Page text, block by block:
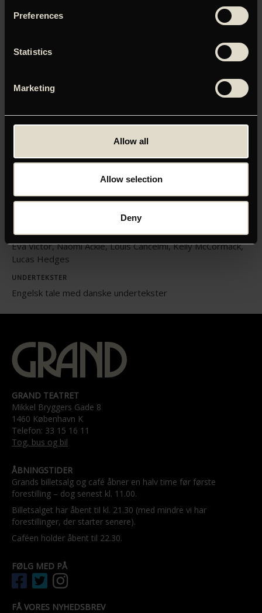
Preferences
Statistics
Marketing
Allow all
Allow selection
Deny
Du skal tillade marketing-cookies for at kunne se denne
video.
Klik her for at opdatere dine indstillinger
ORIGINAL TITEL
INSTRUKTØR
LÆNGDE
Eva Victor, Naomi Ackie, Louis Cancelmi, Kelly McCormack,
Lucas Hedges
UNDERTEKSTER
Engelsk tale med danske undertekster
GRAND TEATRET
Mikkel Bryggers Gade 8
1460 København K
Telefon: 33 15 16 11
Tog, bus og bil
ÅBNINGSTIDER
Grands billetsalg og café åbner en halv time før første
forestilling – dog senest kl. 11.00.
Billetsalget har åbent til kl. 21.30 (med mindre vi har
forestillinger, der starter senere).
Caféen holder åbent til 22.30.
FØLG MED PÅ
FÅ VORES NYHEDSBREV